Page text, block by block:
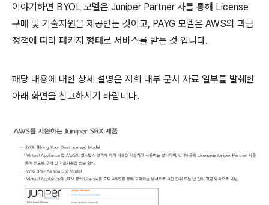
이야기하면 BYOL 모델은 Juniper Partner 사를 통해 License
구매 및 기술지원을 제공받는 것이고, PAYG 모델은 AWS의 과금
정책에 따라 패키지 형태로 서비스를 받는 것 입니다.
해당 내용에 대한 상세 설명은 저희 내부 문서 자료 일부를 발췌한
아래 화면을 참고하시기 바랍니다.